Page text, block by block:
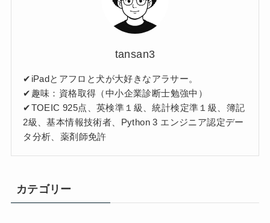
tansan3
✔︎iPadとアフロと犬が大好きなアラサー。
✔︎趣味：資格取得（中小企業診断士勉強中）
✔︎TOEIC 925点、英検準１級、統計検定準１級、簿記
2級、基本情報技術者、Python 3 エンジニア認定デー
タ分析、薬剤師免許
カテゴリー